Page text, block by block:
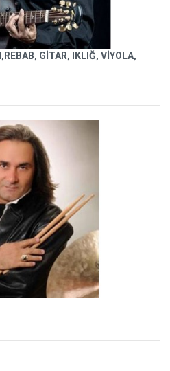
GİTAR, IKLIĞ, VİYOLA,